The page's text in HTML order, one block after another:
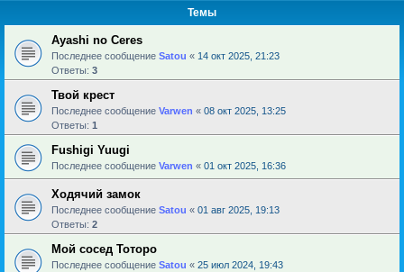
Темы
Ayashi no Ceres
Последнее сообщение Satou « 14 окт 2025, 21:23
Ответы: 3
Твой крест
Последнее сообщение Varwen « 08 окт 2025, 13:25
Ответы: 1
Fushigi Yuugi
Последнее сообщение Varwen « 01 окт 2025, 16:36
Ходячий замок
Последнее сообщение Satou « 01 авг 2025, 19:13
Ответы: 2
Мой сосед Тоторо
Последнее сообщение Satou « 25 июл 2024, 19:43